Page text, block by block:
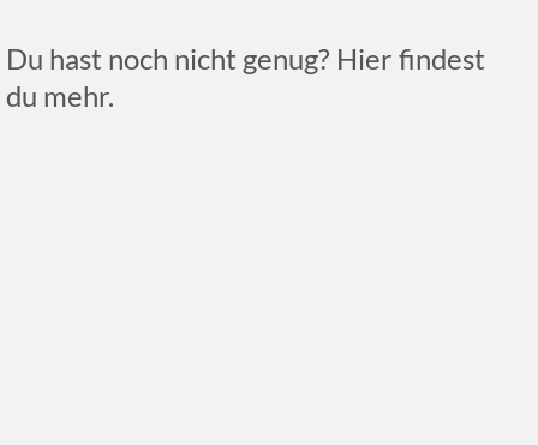
Du hast noch nicht genug? Hier findest
du mehr.